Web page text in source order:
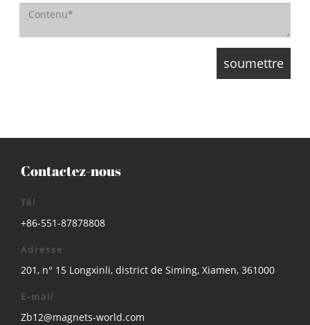
Contactez-nous
Tél
+86-551-87878808
Adresse
201, n° 15 Longxinli, district de Siming, Xiamen, 361000
E-mail
Zb12@magnets-world.com